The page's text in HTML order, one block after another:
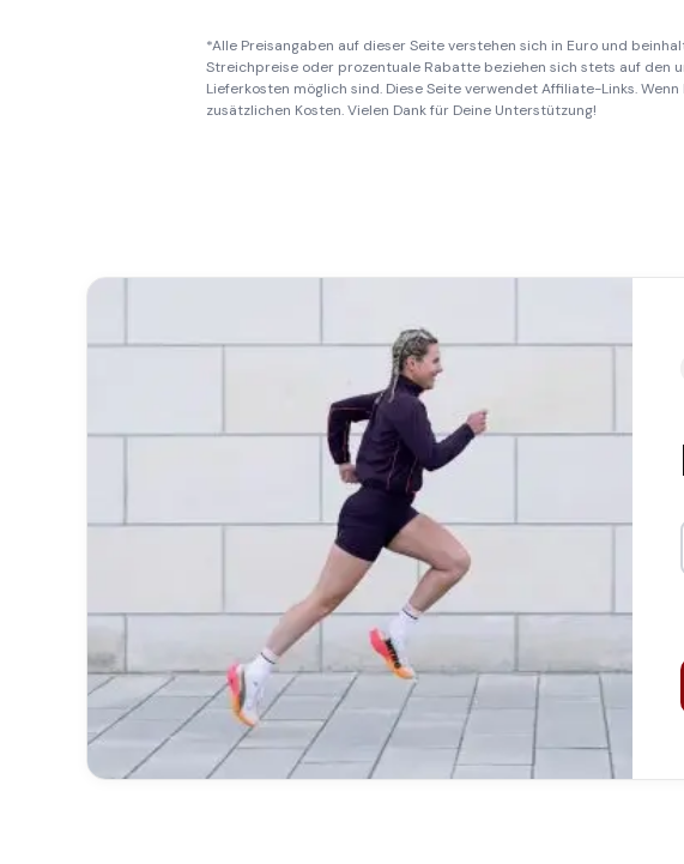
*Alle Preisangaben auf dieser Seite verstehen sich in Euro und
Streichpreise oder prozentuale Rabatte beziehen sich stets auf den
Lieferkosten möglich sind. Diese Seite verwendet Affiliate-Links.
zusätzlichen Kosten. Vielen Dank für Deine Unterstützung!